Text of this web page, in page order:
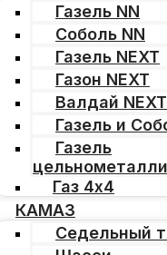
Газель NN
Соболь NN
Газель NEXT
Газон NEXT
Валдай NEXT
Газель и
Газель
Газ 4х4
КАМАЗ
Седельный